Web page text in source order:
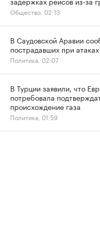
Общество, 02:13
В Саудовской Аравии
пострадавших при
Политика, 02:07
В Турции заявили, что
потребовала
происхождение газа
Политика, 01:59